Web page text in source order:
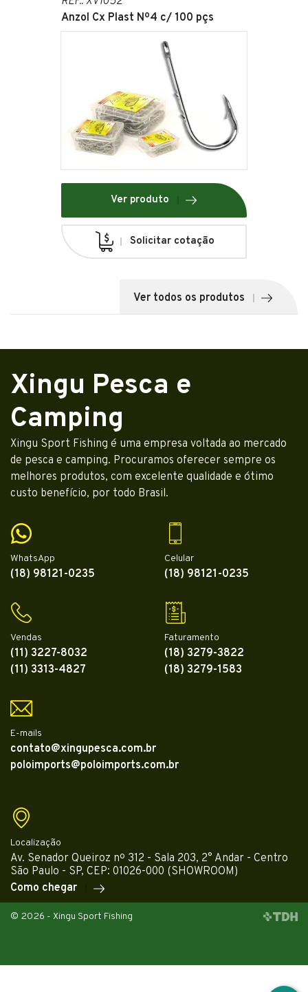
Anzol Cx Plast Nº4 c/ 100 pçs
Ver produto
Solicitar cotação
Ver todos os produtos
Xingu Pesca e
Camping
Xingu Sport Fishing é uma empresa voltada ao mercado
de pesca e camping. Procuramos oferecer sempre os
melhores produtos, com excelente qualidade e ótimo
custo benefício, por todo Brasil.
WhatsApp
(18) 98121-0235
Celular
(18) 98121-0235
Vendas
(11) 3227-8032
(11) 3313-4827
Faturamento
(18) 3279-3822
(18) 3279-1583
E-mails
contato@xingupesca.com.br
poloimports@poloimports.com.br
Localização
Av. Senador Queiroz nº 312 - Sala 203, 2° Andar - Centro
São Paulo - SP, CEP: 01026-000 (SHOWROOM)
Como chegar
© 2026 - Xingu Sport Fishing